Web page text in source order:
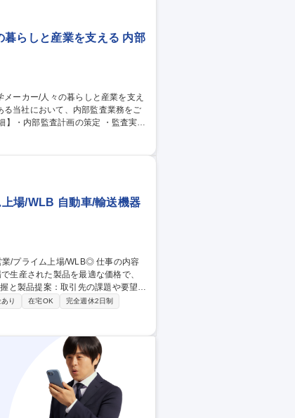
暮らしと産業を支える 内部
バナンス、コンプライアンス支援
場/WLB 自動車/輸送機器
生産された製品を最適な価格で、
産・品質）との調整業務：事業
正確に伝え、スムーズな製造・出
納期までのフォロー/トラブル対応
り 在宅OK
完全週休2日制